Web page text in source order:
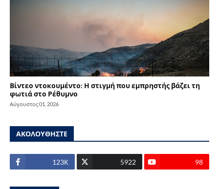
Βίντεο ντοκουμέντο: Η στιγμή που εμπρηστής βάζει τη
φωτιά στο Ρέθυμνο
Αύγουστος 01, 2026
ΑΚΟΛΟΥΘΗΣΤΕ
123Κ 5922 98